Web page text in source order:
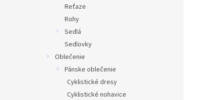
Reťaze
Rohy
Sedlá
Sedlovky
Oblečenie
Pánske oblečenie
Cyklistické dresy
Cyklistické nohavice